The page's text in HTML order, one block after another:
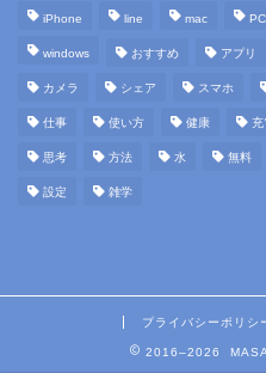
iPhone line mac PC
windows おすすめ アプリ
カメラ シェア スマホ
仕事 使い方 健康 充
思考 方法 水 無料
設定 雑学
プライバシーポリシ
2016–2026